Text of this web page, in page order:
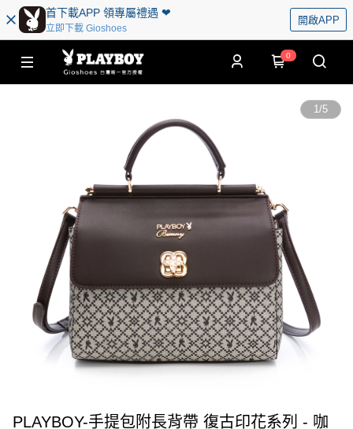
首下載APP 領專屬禮遇 ❤︎
立即下載 Gioshoes
開啟APP
0
1/5
PLAYBOY-手提包附長背帶 復古印花系列 - 咖